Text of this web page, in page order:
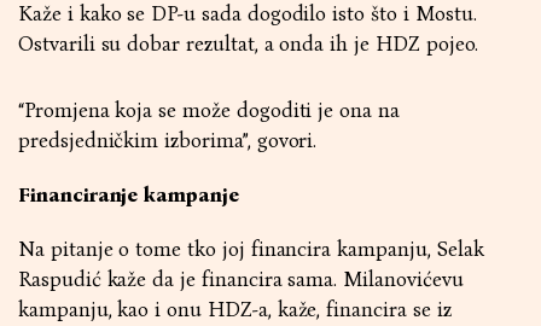
Kaže i kako se DP-u sada dogodilo isto što i Mostu.
Ostvarili su dobar rezultat, a onda ih je HDZ pojeo.
“Promjena koja se može dogoditi je ona na
predsjedničkim izborima”, govori.
Financiranje kampanje
Na pitanje o tome tko joj financira kampanju, Selak
Raspudić kaže da je financira sama. Milanovićevu
kampanju, kao i onu HDZ-a, kaže, financira se iz